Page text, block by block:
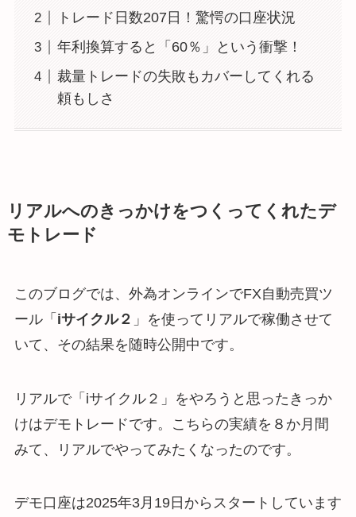
トレード日数207日！驚愕の口座状況
年利換算すると「60％」という衝撃！
裁量トレードの失敗もカバーしてくれる
頼もしさ
リアルへのきっかけをつくってくれたデ
モトレード
このブログでは、外為オンラインでFX自動売買ツ
ール「 iサイクル２ 」を使ってリアルで稼働させて
いて、その結果を随時公開中です。
リアルで「iサイクル２」をやろうと思ったきっか
けはデモトレードです。こちらの実績を８か月間
みて、リアルでやってみたくなったのです。
デモ口座は2025年3月19日からスタートしています